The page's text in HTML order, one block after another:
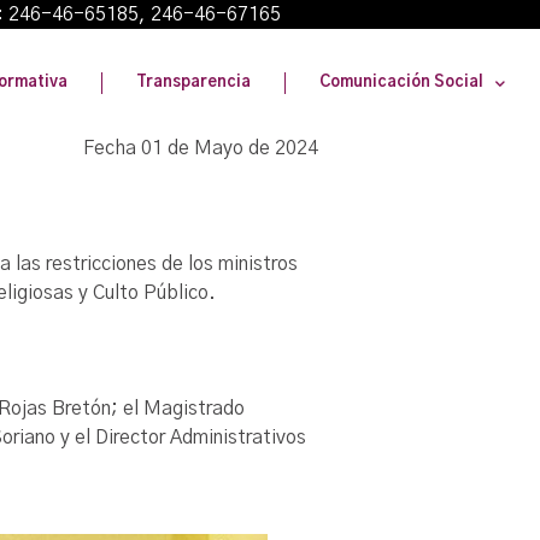
46-65185, 246-46-67165
Transparencia Comunicación Social
Fecha 01 de Mayo de 2024
las restricciones de los ministros
y Culto Público.
Bretón; el Magistrado
y el Director Administrativos